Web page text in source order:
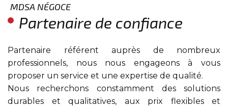
MDSA NÉGOCE
Partenaire de confiance
Partenaire référent auprès de nombreux
professionnels, nous nous engageons à vous
proposer un service et une expertise de qualité.
Nous recherchons constamment des solutions
durables et qualitatives, aux prix flexibles et